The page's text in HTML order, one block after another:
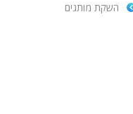
השקת מותגים